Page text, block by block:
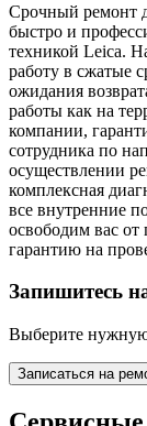
Срочный ремонт
быстро и
техникой Leica.
работу в сжатые
ожидания
работы как на
компании,
сотрудника по
осуществлении
комплексная
все внутренние
освободим вас
гарантию на
Запишитесь
Выберите
Записаться